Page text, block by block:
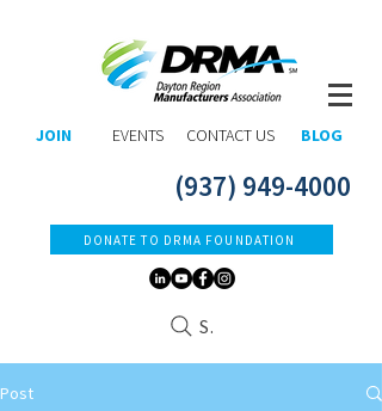
JOIN EVENTS CONTACT US BLOG
(937) 949-4000
DONATE TO DRMA FOUNDATION
Search
Post